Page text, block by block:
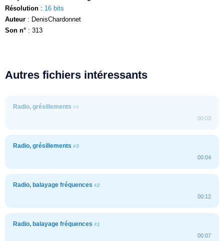
Résolution : 16 bits
Auteur : DenisChardonnet
Son n° : 313
Autres fichiers intéressants
Radio, grésillements #4
00:03
Radio, grésillements #3
00:04
Radio, balayage fréquences #2
00:12
Radio, balayage fréquences #1
00:07